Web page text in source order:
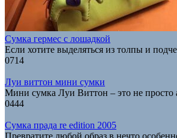
Сумка гермес с лошадкой
Если хотите выделяться из толпы и
0714
Луи виттон мини сумки
Мини сумка Луи Виттон – это не просто
0444
Сумка прада re edition 2005
Превратите любой образ в нечто